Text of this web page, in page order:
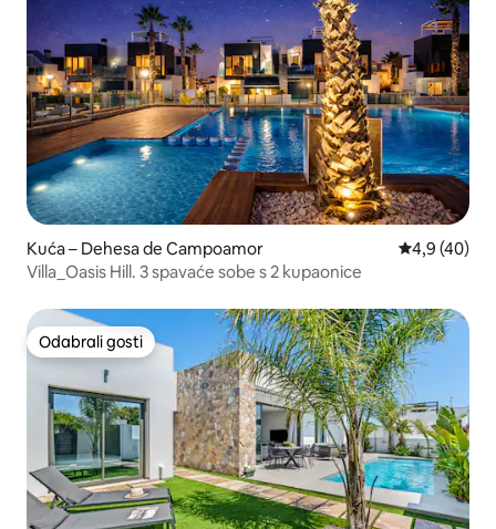
Kuća – Dehesa de Campoamor Prosječna
4,9 (40)
Villa_Oasis Hill. 3 spavaće sobe s 2 kupaonice
Odabrali gosti
Odabrali gosti